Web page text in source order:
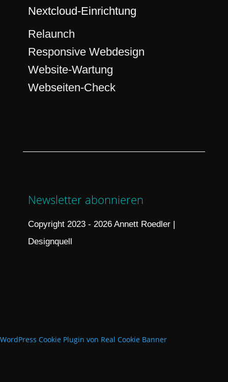
Nextcloud-Einrichtung
Relaunch
Responsive Webdesign
Website-Wartung
Webseiten-Check
Newsletter abonnieren
Copyright 2023 - 2026 Annett Roedler |
Designquell
WordPress Cookie Plugin von Real Cookie Banner